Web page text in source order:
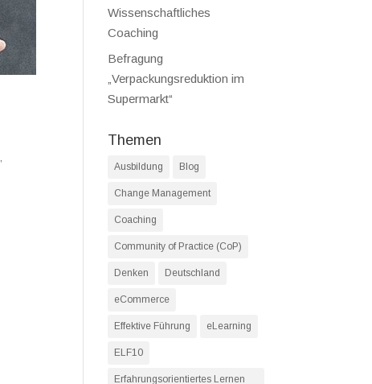
Wissenschaftliches
Coaching
Befragung
„Verpackungsreduktion im
Supermarkt“
Themen
Ausbildung Blog
Change Management
Coaching
Community of Practice (CoP)
Denken Deutschland
eCommerce
Effektive Führung eLearning
ELF10
Erfahrungsorientiertes Lernen